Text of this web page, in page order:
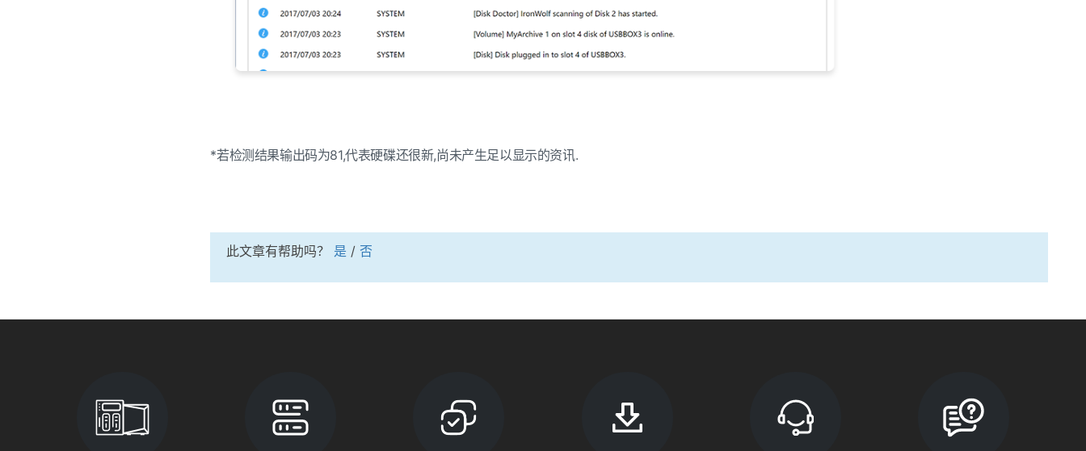
*若检测结果输出码为81,代表硬碟还很新,尚未产生足以显示的资讯.
此文章有帮助吗？ 是 / 否